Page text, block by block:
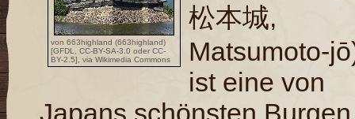
von 663highland (663highland)
[GFDL CC-BY-SA-3.0 oder CC-
BY-2.5], via Wikimedia Commons
松本城,
Matsumoto-
ist eine von
Japans schönsten